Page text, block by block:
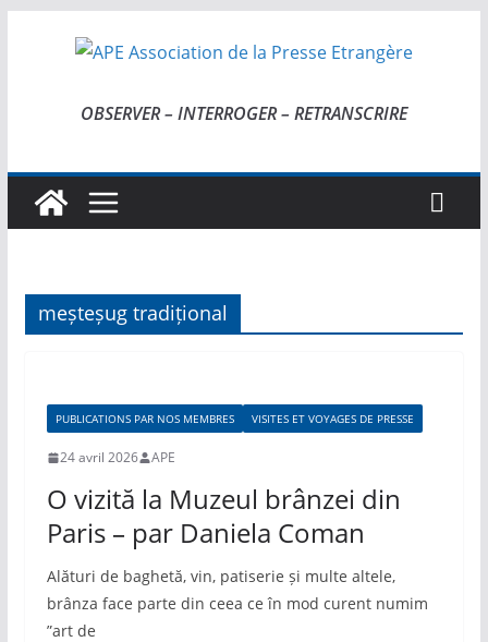
OBSERVER – INTERROGER – RETRANSCRIRE
meșteșug tradițional
PUBLICATIONS PAR NOS MEMBRES VISITES ET VOYAGES DE PRESSE
24 avril 2026 APE
O vizită la Muzeul brânzei din
Paris – par Daniela Coman
Alături de baghetă, vin, patiserie și multe altele,
brânza face parte din ceea ce în mod curent numim
”art de